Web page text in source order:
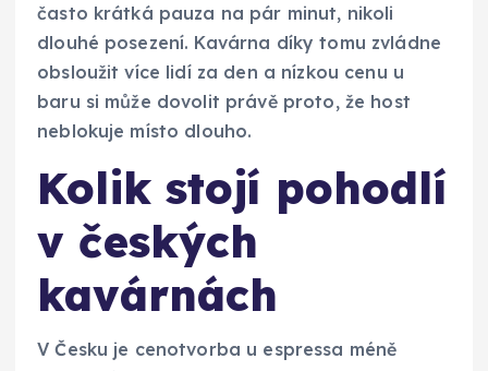
často krátká pauza na pár minut, nikoli
dlouhé posezení. Kavárna díky tomu zvládne
obsloužit více lidí za den a nízkou cenu u
baru si může dovolit právě proto, že host
neblokuje místo dlouho.
Kolik stojí pohodlí
v českých
kavárnách
V Česku je cenotvorba u espressa méně